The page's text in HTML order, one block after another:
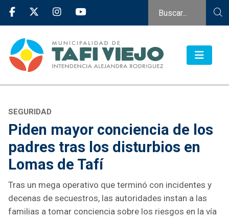
SEGURIDAD
Piden mayor conciencia de los
padres tras los disturbios en
Lomas de Tafí
Tras un mega operativo que terminó con incidentes y
decenas de secuestros, las autoridades instan a las
familias a tomar conciencia sobre los riesgos en la vía